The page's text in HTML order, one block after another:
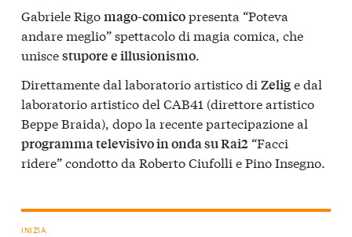
Gabriele Rigomago-comicopresenta “Poteva
andare meglio” spettacolo di magia comica, che
uniscestupore e illusionismo.
Direttamente dal laboratorio artistico di Zelige dal
laboratorio artistico del CAB41 (direttore artistico
Beppe Braida), dopo la recente partecipazione al
programma televisivo in onda su Rai2 “Facci
ridere” condotto da Roberto Ciufolli e Pino Insegno.
INIZIA